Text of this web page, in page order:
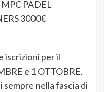
PADEL
3000€
iscrizioni per il
e 1 OTTOBRE.
nella fascia di